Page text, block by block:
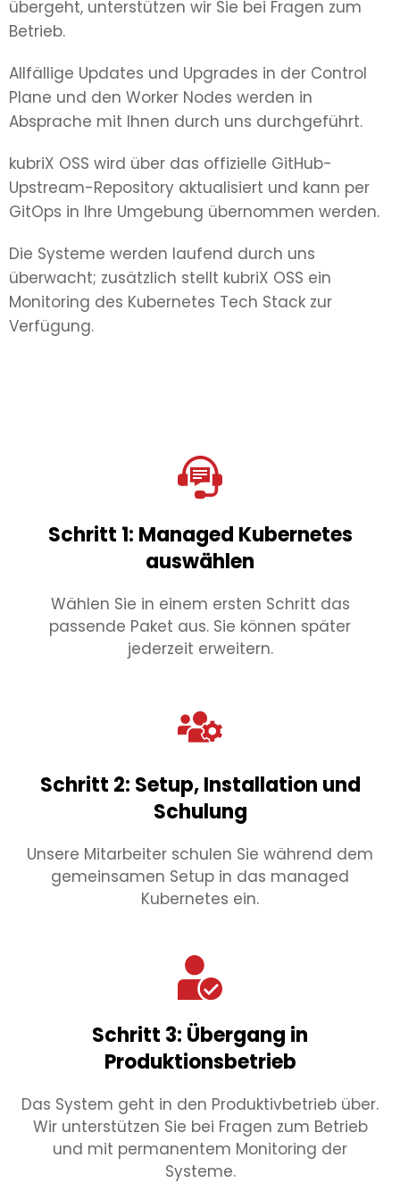
übergeht, unterstützen wir Sie bei Fragen zum
Betrieb.
Allfällige Updates und Upgrades in der Control
Plane und den Worker Nodes werden in
Absprache mit Ihnen durch uns durchgeführt.
kubriX OSS wird über das offizielle GitHub-
Upstream-Repository aktualisiert und kann per
GitOps in Ihre Umgebung übernommen werden.
Die Systeme werden laufend durch uns
überwacht; zusätzlich stellt kubriX OSS ein
Monitoring des Kubernetes Tech Stack zur
Verfügung.
Schritt 1: Managed Kubernetes
auswählen
Wählen Sie in einem ersten Schritt das
passende Paket aus. Sie können später
jederzeit erweitern.
Schritt 2: Setup, Installation und
Schulung
Unsere Mitarbeiter schulen Sie während dem
gemeinsamen Setup in das managed
Kubernetes ein.
Schritt 3: Übergang in
Produktionsbetrieb
Das System geht in den Produktivbetrieb über.
Wir unterstützen Sie bei Fragen zum Betrieb
und mit permanentem Monitoring der
Systeme.